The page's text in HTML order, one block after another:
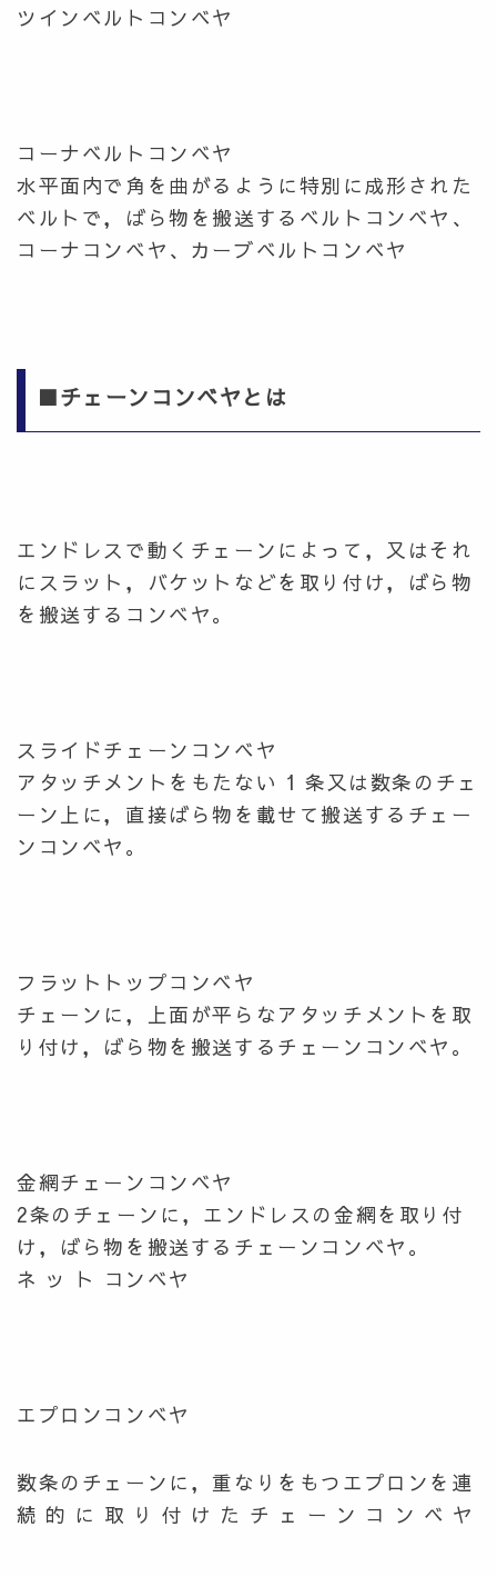
ツインベルトコンベヤ
コーナベルトコンベヤ
水平面内で角を曲がるように特別に成形された
ベルトで，ばら物を搬送するベルトコンベヤ、
コーナコンベヤ、カーブベルトコンベヤ
■チェーンコンベヤとは
エンドレスで動くチェーンによって，又はそれ
にスラット，バケットなどを取り付け，ばら物
を搬送するコンベヤ。
スライドチェーンコンベヤ
アタッチメントをもたない 1 条又は数条のチェ
ーン上に，直接ばら物を載せて搬送するチェー
ンコンベヤ。
フラットトップコンベヤ
チェーンに，上面が平らなアタッチメントを取
り付け，ばら物を搬送するチェーンコンベヤ。
金網チェーンコンベヤ
2条のチェーンに，エンドレスの金網を取り付
け，ばら物を搬送するチェーンコンベヤ。
ネ ッ ト コンベヤ
エプロンコンベヤ
数条のチェーンに，重なりをもつエプロンを連
続 的 に 取 り 付 け た チ ェ ー ン コ ン ベ ヤ